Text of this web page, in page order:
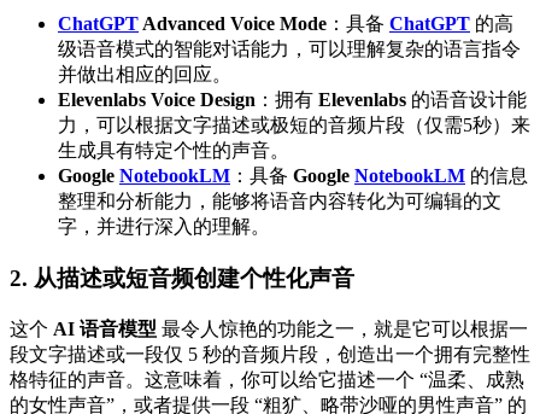
ChatGPT Advanced Voice Mode ：具备 ChatGPT 的高
级语音模式的智能对话能力，可以理解复杂的语言指令
并做出相应的回应。
Elevenlabs Voice Design ：拥有 Elevenlabs 的语音设计能
力，可以根据文字描述或极短的音频片段（仅需5秒）来
生成具有特定个性的声音。
Google NotebookLM ：具备 Google NotebookLM 的信息
整理和分析能力，能够将语音内容转化为可编辑的文
字，并进行深入的理解。
2. 从描述或短音频创建个性化声音
这个 AI 语音模型 最令人惊艳的功能之一，就是它可以根据一
段文字描述或一段仅 5 秒的音频片段，创造出一个拥有完整性
格特征的声音。这意味着，你可以给它描述一个 “温柔、成熟
的女性声音”，或者提供一段 “粗犷、略带沙哑的男性声音” 的